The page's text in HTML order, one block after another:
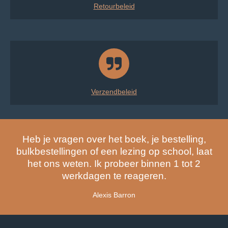
Retourbeleid
Verzendbeleid
Heb je vragen over het boek, je bestelling,
bulkbestellingen of een lezing op school, laat
het ons weten. Ik probeer binnen 1 tot 2
werkdagen te reageren.
Alexis Barron